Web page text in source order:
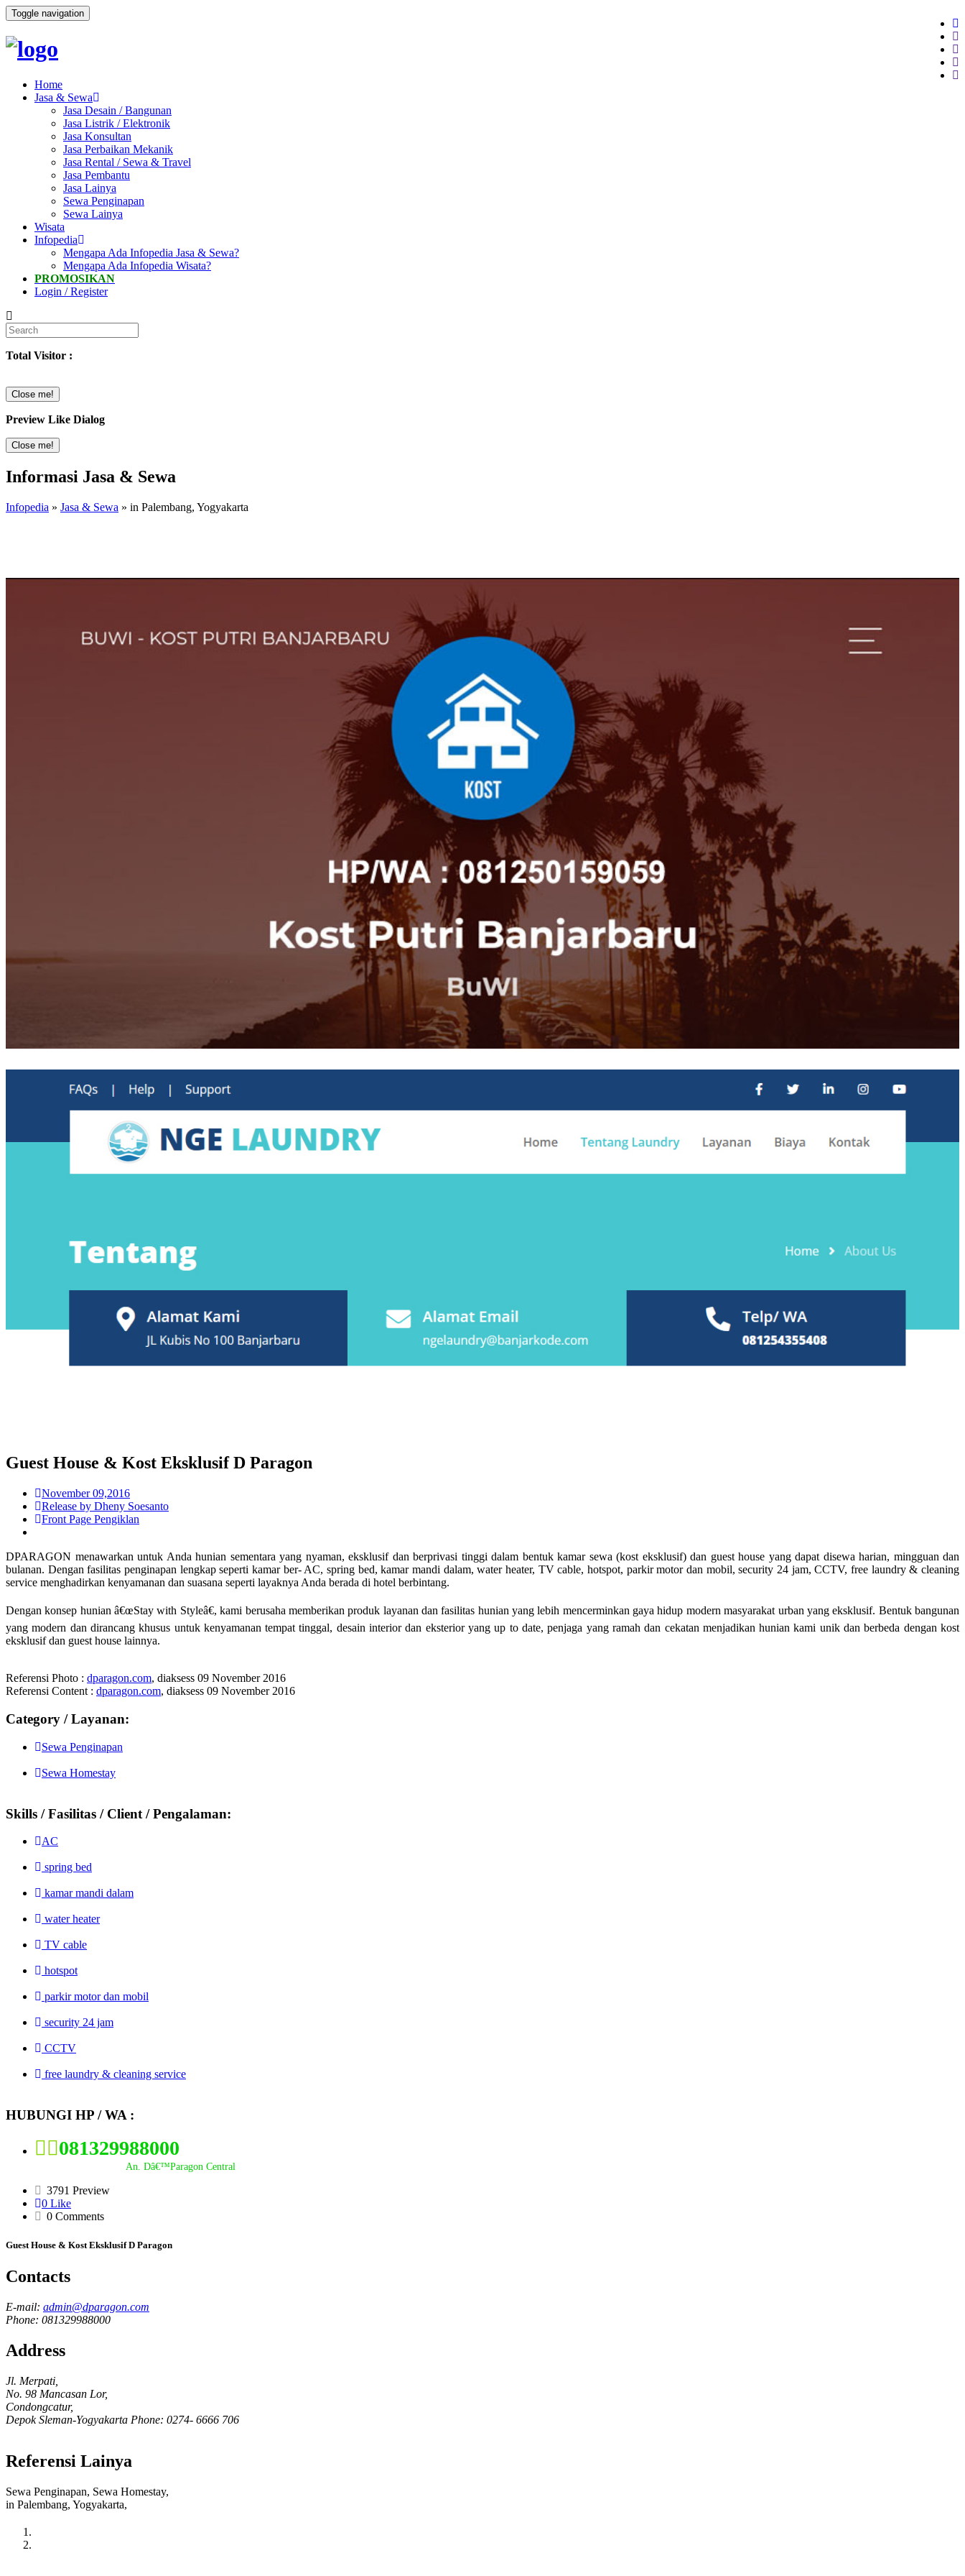
Toggle navigation
Home
Jasa & Sewa
Jasa Desain / Bangunan
Jasa Listrik / Elektronik
Jasa Konsultan
Jasa Perbaikan Mekanik
Jasa Rental / Sewa & Travel
Jasa Pembantu
Jasa Lainya
Sewa Penginapan
Sewa Lainya
Wisata
Infopedia
Mengapa Ada Infopedia Jasa & Sewa?
Mengapa Ada Infopedia Wisata?
PROMOSIKAN
Login / Register
Total Visitor :
Close me!
Preview Like Dialog
Close me!
Informasi Jasa & Sewa
Infopedia » Jasa & Sewa » in Palembang, Yogyakarta
Guest House & Kost Eksklusif D Paragon
November 09,2016
Release by Dheny Soesanto
Front Page Pengiklan
DPARAGON menawarkan untuk Anda hunian sementara yang nyaman, eksklusif dan berprivasi tinggi dalam bentuk kamar sewa (kost eksklusif) dan guest house yang dapat disewa harian, mingguan dan
bulanan. Dengan fasilitas penginapan lengkap seperti kamar ber- AC, spring bed, kamar mandi dalam, water heater, TV cable, hotspot, parkir motor dan mobil, security 24 jam, CCTV, free laundry & cleaning
service menghadirkan kenyamanan dan suasana seperti layaknya Anda berada di hotel berbintang.
Dengan konsep hunian â€œStay with Styleâ€, kami berusaha memberikan produk layanan dan fasilitas hunian yang lebih mencerminkan gaya hidup modern masyarakat urban yang eksklusif. Bentuk bangunan
yang modern dan dirancang khusus untuk kenyamanan tempat tinggal, desain interior dan eksterior yang up to date, penjaga yang ramah dan cekatan menjadikan hunian kami unik dan berbeda dengan kost
eksklusif dan guest house lainnya.
Referensi Photo : dparagon.com, diaksess 09 November 2016
Referensi Content : dparagon.com, diaksess 09 November 2016
Category / Layanan:
Sewa Penginapan
Sewa Homestay
Skills / Fasilitas / Client / Pengalaman:
AC
spring bed
kamar mandi dalam
water heater
TV cable
hotspot
parkir motor dan mobil
security 24 jam
CCTV
free laundry & cleaning service
HUBUNGI HP / WA :
081329988000
An. Dâ€™Paragon Central
3791 Preview
0 Like
0 Comments
Guest House & Kost Eksklusif D Paragon
Contacts
E-mail: admin@dparagon.com
Phone: 081329988000
Address
Jl. Merpati,
No. 98 Mancasan Lor,
Condongcatur,
Depok Sleman-Yogyakarta Phone: 0274- 6666 706
Referensi Lainya
Sewa Penginapan, Sewa Homestay,
in Palembang, Yogyakarta,